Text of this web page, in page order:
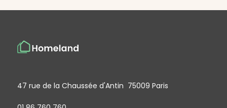
47 rue de la Chaussée d'Antin 75009 Paris